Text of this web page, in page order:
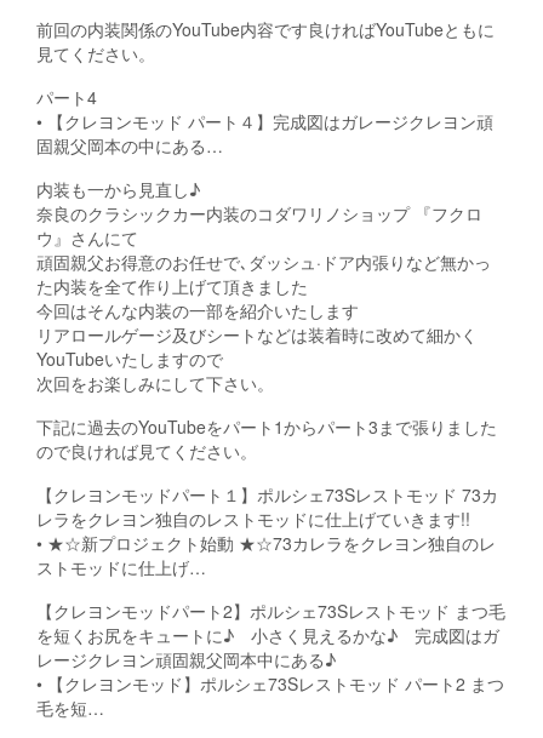
前回の内装関係のYouTube内容です良ければYouTubeともに
見てください。
パート4
• 【クレヨンモッド パート４】完成図はガレージクレヨン頑
固親父岡本の中にある…
内装も一から見直し♪
奈良のクラシックカー内装のコダワリノショップ 『フクロ
ウ』さんにて
頑固親父お得意のお任せで､ダッシュ·ドア内張りなど無かっ
た内装を全て作り上げて頂きました
今回はそんな内装の一部を紹介いたします
リアロールゲージ及びシートなどは装着時に改めて細かく
YouTubeいたしますので
次回をお楽しみにして下さい。
下記に過去のYouTubeをパート1からパート3まで張りました
ので良ければ見てください。
【クレヨンモッドパート１】ポルシェ73Sレストモッド 73カ
レラをクレヨン独自のレストモッドに仕上げていきます!!
• ★☆新プロジェクト始動 ★☆73カレラをクレヨン独自のレ
ストモッドに仕上げ…
【クレヨンモッドパート2】ポルシェ73Sレストモッド まつ毛
を短くお尻をキュートに♪ 小さく見えるかな♪ 完成図はガ
レージクレヨン頑固親父岡本中にある♪
• 【クレヨンモッド】ポルシェ73Sレストモッド パート2 まつ
毛を短…